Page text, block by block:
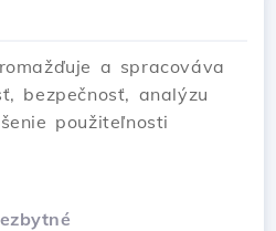
a spracováva
bezpečnosť, analýzu
použiteľnosti